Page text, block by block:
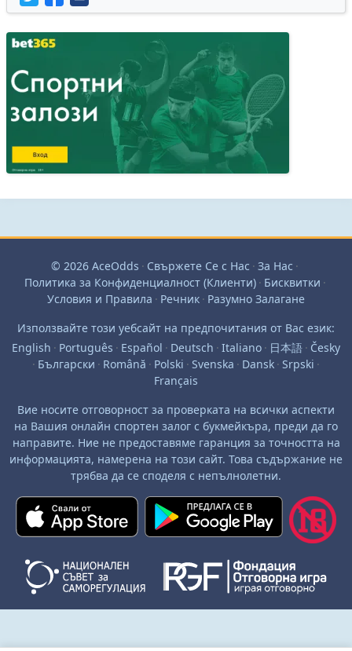
© 2026 AceOdds · Свържете Се с Нас · За Нас ·
Политика за Конфиденциалност (Клиенти) · Бисквитки ·
Условия и Правила · Речник · Разумно Залагане
Използвайте този уебсайт на предпочитания от Вас език:
English · Português · Español · Deutsch · Italiano · 日本語 · Česky
· Български · Română · Polski · Svenska · Dansk · Srpski ·
Français
Вие носите отговорност за проверката на всички аспекти
на Вашия онлайн спортен залог с букмейкъра, преди да го
направите. Ние не предоставяме гаранция за точността на
информацията, намерена на този сайт. Това съдържание не
трябва да се споделя с непълнолетни.